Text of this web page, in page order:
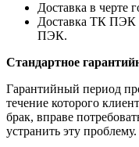
Доставка в черте
Доставка ТК ПЭК
ПЭК.
Стандартное
Гарантийный период
течение которого
брак, вправе
устранить эту проблему.